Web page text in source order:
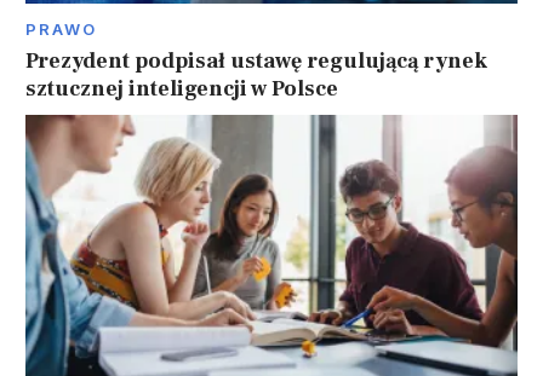
PRAWO
Prezydent podpisał ustawę regulującą rynek
sztucznej inteligencji w Polsce